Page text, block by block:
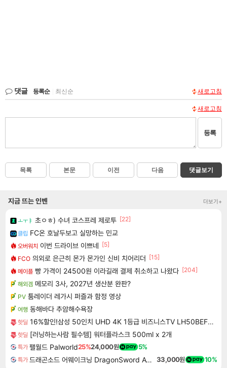
댓글 등록순 최신순 새로고침
새로고침
등록
목록 본문 이전 다음 댓글보기
지금 뜨는 인벤 더보기+
ㅗㅜㅑ 초ㅇㅎ) 수녀 코스프레 제로투 [22]
클립 FC온 호날두보고 실망하는 민교
오버워치 이번 드라이브 이쁘네 [5]
FCO 의외로 은근히 몬가 몬가인 신비 치어리더 [15]
메이플 빵 가격이 24500원 이라길래 결제 취소하고 나왔다 [204]
해외겜 메모리 3사, 2027년 생산분 완판?
PV 툼레이더 레가시 퍼즐과 함정 영상
여행 동해바다 추암해수욕장
핫딜 16%할인!삼성 50인치 UHD 4K 1등급 비즈니스TV LH50BEFHLGFXKR 스탠드형
핫딜 [러닝하는사람 필수템] 워터플라스크 500ml x 2개
특가 팰월드 Palworld25%24,000원 5%
특가 드래곤소드 어웨이크닝 DragonSword Awakening 33,000원 10%